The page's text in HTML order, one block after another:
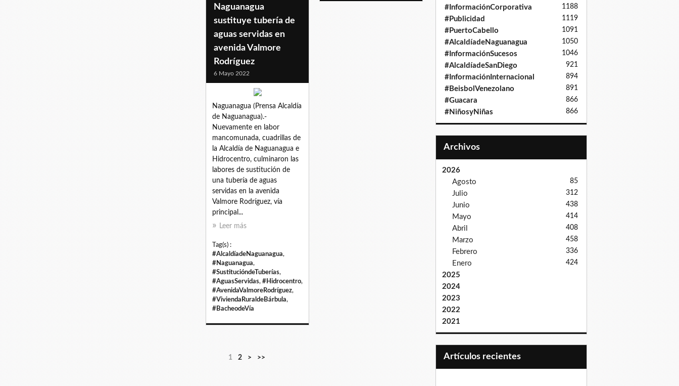
Naguanagua
sustituye tubería de
aguas servidas en
avenida Valmore
Rodríguez
6 Mayo 2022
Naguanagua (Prensa Alcaldía
de Naguanagua).-
Nuevamente en labor
mancomunada, cuadrillas de
la Alcaldía de Naguanagua e
Hidrocentro, culminaron las
labores de sustitución de
una tubería de aguas
servidas en la avenida
Valmore Rodríguez, vía
principal...
Leer más
Tag(s) :
#AlcaldíadeNaguanagua,
#Naguanagua,
#SustitucióndeTuberías,
#AguasServidas, #Hidrocentro,
#AvenidaValmoreRodríguez,
#ViviendaRuraldeBárbula,
#BacheodeVía
1 2 > >>
#InformaciónCorporativa 1188
#Publicidad 1119
#PuertoCabello 1091
#AlcaldíadeNaguanagua 1050
#InformaciónSucesos 1046
#AlcaldíadeSanDiego 921
#InformaciónInternacional 894
#BeisbolVenezolano 891
#Guacara 866
#NiñosyNiñas 866
Archivos
2026
Agosto
85
Julio 312
Junio 438
Mayo 414
Abril 408
Marzo 458
Febrero 336
Enero 424
2025
2024
2023
2022
2021
Artículos recientes